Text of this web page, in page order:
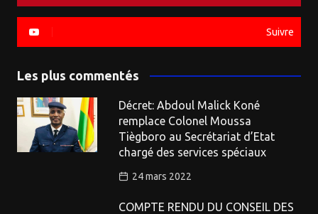
Suivre
Les plus commentés
Décret: Abdoul Malick Koné
remplace Colonel Moussa
Tiègboro au Secrétariat d’Etat
chargé des services spéciaux
24 mars 2022
COMPTE RENDU DU CONSEIL DES